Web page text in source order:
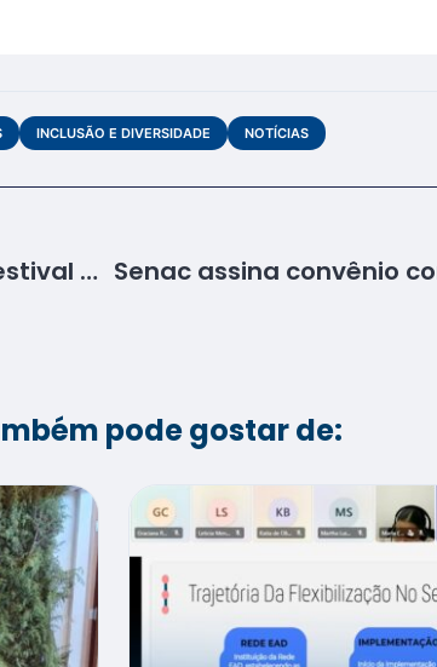
INCLUSÃO E DIVERSIDADE NOTÍCIAS
Senac participa da 1° edição do Festival Gastronômico do Camarão em São Cristóvão
pode gostar de: